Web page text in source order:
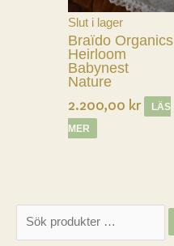
Slut i lager
Braïdo Organics
Heirloom
Babynest
Nature
2.200,00 kr LÄS
MER
ö